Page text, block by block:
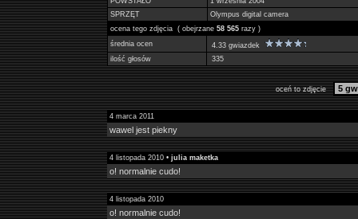
SPRZĘT
Olympus digital camera
ocena tego zdjęcia ( obejrzane 58 565razy )
średnia ocen
4.33 gwiazdek
ilość głosów
335
oceń to zdjęcie
4 marca 2011
wawel jest piekny
4 listopada 2010 • julia maketka
o! normalnie cudo!
4 listopada 2010
o! normalnie cudo!